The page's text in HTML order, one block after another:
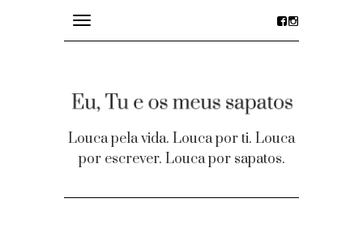
Toggle
navigation
Louca pela vida. Louca por ti. Louca
por escrever. Louca por sapatos.